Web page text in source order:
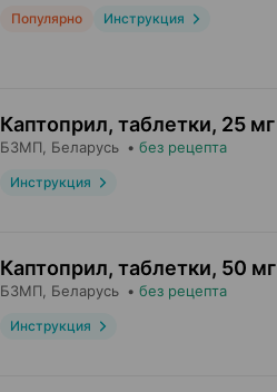
Популярно Инструкция
Каптоприл, таблетки, 25 мг
БЗМП , Беларусь • без рецепта
Инструкция
Каптоприл, таблетки, 50 мг
БЗМП , Беларусь • без рецепта
Инструкция